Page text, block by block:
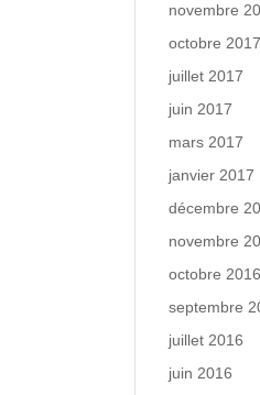
novembre
octobre 2017
juillet 2017
juin 2017
mars 2017
janvier 2017
décembre
novembre
octobre 2016
septembre
juillet 2016
juin 2016